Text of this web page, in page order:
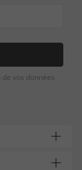
vos données